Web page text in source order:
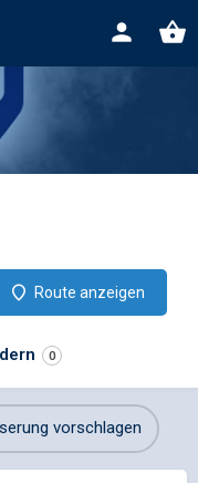
Route anzeigen
0
vorschlagen